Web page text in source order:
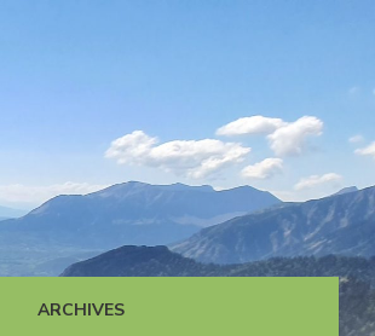
ARCHIVES